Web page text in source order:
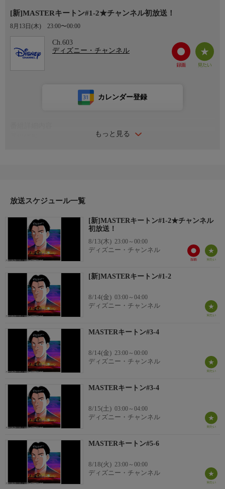
[新]MASTERキートン#1-2★チャンネル初放送！
8月13日(木) 23:00〜00:00
Ch.603
ディズニー・チャンネル
もっと見る
カレンダー登録
む、国際派サスペンス！／原作：浦沢直樹、勝鹿北星、長崎尚志
放送スケジュール一覧
[新]MASTERキートン#1-2★チャンネル
初放送！
8/13(木) 23:00～00:00
ディズニー・チャンネル
[新]MASTERキートン#1-2
8/14(金) 03:00～04:00
ディズニー・チャンネル
MASTERキートン#3-4
8/14(金) 23:00～00:00
ディズニー・チャンネル
MASTERキートン#3-4
8/15(土) 03:00～04:00
ディズニー・チャンネル
MASTERキートン#5-6
8/18(火) 23:00～00:00
ディズニー・チャンネル